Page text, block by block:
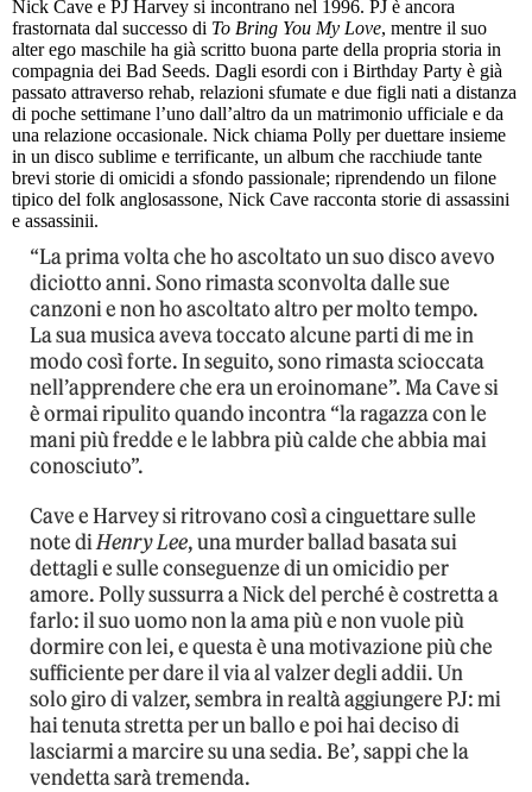
Nick Cave e PJ Harvey si incontrano nel 1996. PJ è ancora
frastornata dal successo di To Bring You My Love, mentre il suo
alter ego maschile ha già scritto buona parte della propria storia in
compagnia dei Bad Seeds. Dagli esordi con i Birthday Party è già
passato attraverso rehab, relazioni sfumate e due figli nati a distanza
di poche settimane l’uno dall’altro da un matrimonio ufficiale e da
una relazione occasionale. Nick chiama Polly per duettare insieme
in un disco sublime e terrificante, un album che racchiude tante
brevi storie di omicidi a sfondo passionale; riprendendo un filone
tipico del folk anglosassone, Nick Cave racconta storie di assassini
e assassinii.
“La prima volta che ho ascoltato un suo disco avevo
diciotto anni. Sono rimasta sconvolta dalle sue
canzoni e non ho ascoltato altro per molto tempo.
La sua musica aveva toccato alcune parti di me in
modo così forte. In seguito, sono rimasta scioccata
nell’apprendere che era un eroinomane”. Ma Cave si
è ormai ripulito quando incontra “la ragazza con le
mani più fredde e le labbra più calde che abbia mai
conosciuto”.
Cave e Harvey si ritrovano così a cinguettare sulle
note diHenry Lee, una murder ballad basata sui
dettagli e sulle conseguenze di un omicidio per
amore. Polly sussurra a Nick del perché è costretta a
farlo: il suo uomo non la ama più e non vuole più
dormire con lei, e questa è una motivazione più che
sufficiente per dare il via al valzer degli addii. Un
solo giro di valzer, sembra in realtà aggiungere PJ: mi
hai tenuta stretta per un ballo e poi hai deciso di
lasciarmi a marcire su una sedia. Be’, sappi che la
vendetta sarà tremenda.